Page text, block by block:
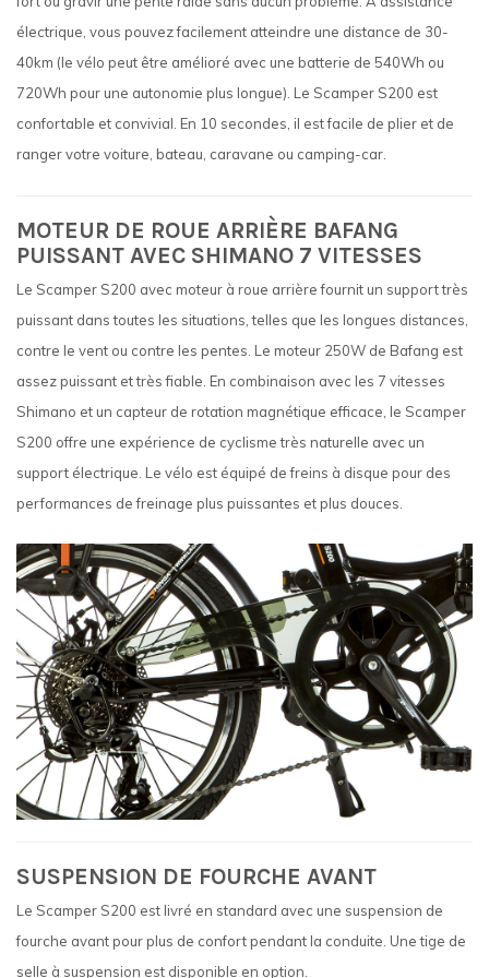
électrique, vous pouvez facilement atteindre une distance de 30-
40km (le vélo peut être amélioré avec une batterie de 540Wh ou
720Wh pour une autonomie plus longue). Le Scamper S200 est
confortable et convivial. En 10 secondes, il est facile de plier et de
ranger votre voiture, bateau, caravane ou camping-car.
MOTEUR DE ROUE ARRIÈRE BAFANG
PUISSANT AVEC SHIMANO 7 VITESSES
Le Scamper S200 avec moteur à roue arrière fournit un support très
puissant dans toutes les situations, telles que les longues distances,
contre le vent ou contre les pentes. Le moteur 250W de Bafang est
assez puissant et très fiable. En combinaison avec les 7 vitesses
Shimano et un capteur de rotation magnétique efficace, le Scamper
S200 offre une expérience de cyclisme très naturelle avec un
support électrique. Le vélo est équipé de freins à disque pour des
performances de freinage plus puissantes et plus douces.
SUSPENSION DE FOURCHE AVANT
Le Scamper S200 est livré en standard avec une suspension de
fourche avant pour plus de confort pendant la conduite. Une tige de
selle à suspension est disponible en option.